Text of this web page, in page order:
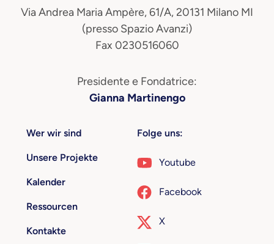
Via Andrea Maria Ampère, 61/A, 20131 Milano MI
(presso Spazio Avanzi)
Fax 0230516060
Presidente e Fondatrice:
Gianna Martinengo
Wer wir sind
Unsere Projekte
Kalender
Ressourcen
Kontakte
Folge uns:
Youtube
Facebook
X